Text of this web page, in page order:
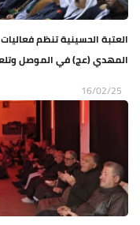
العتبة الحسينية تنظم
المهدي (عج) في الموصل
16/02/25